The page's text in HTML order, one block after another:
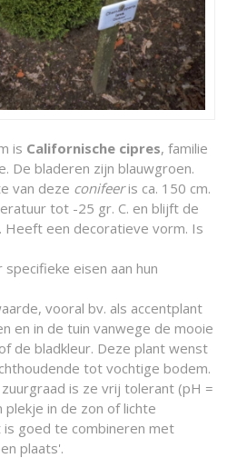
is Californische cipres, familie
De bladeren zijn blauwgroen.
van deze conifeeris ca. 150 cm.
tot -25 gr. C. en blijft de
Heeft een decoratieve vorm. Is
eisen aan hun
vooral bv. als accentplant
en in de tuin vanwege de mooie
de bladkleur. Deze plant wenst
tot vochtige bodem.
is ze vrij tolerant (pH =
plekje in de zon of lichte
is goed te combineren met
plaats'.